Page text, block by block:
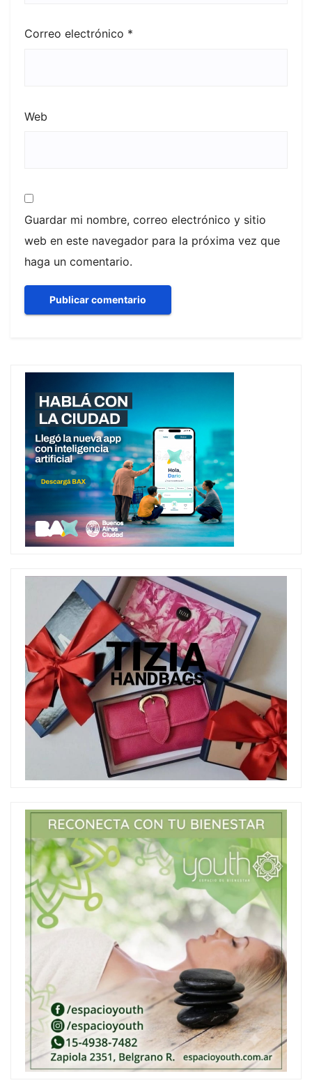
Correo electrónico *
Web
Guardar mi nombre, correo electrónico y sitio
web en este navegador para la próxima vez que
haga un comentario.